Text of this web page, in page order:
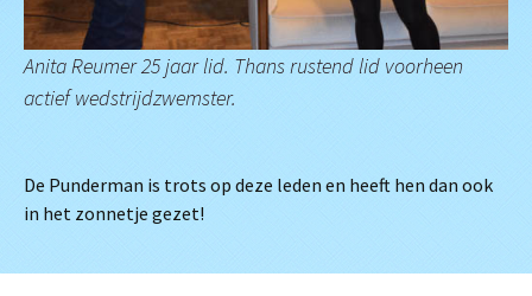
Anita Reumer 25 jaar lid. Thans rustend lid voorheen
actief wedstrijdzwemster.
De Punderman is trots op deze leden en heeft hen dan ook
in het zonnetje gezet!